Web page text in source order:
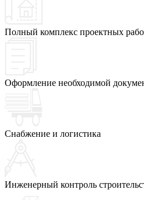
Полный комплекс проектных
Оформление необходимой
Снабжение и логистика
Инженерный контроль